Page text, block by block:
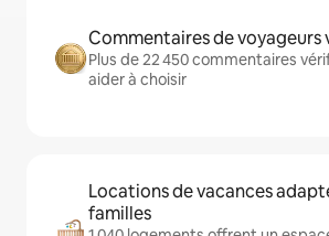
Commentaires de voyageurs
Plus de 22 450 commentaires
aider à choisir
Locations de vacances
familles